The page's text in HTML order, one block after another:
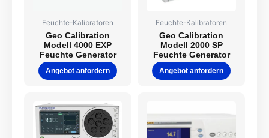
Feuchte-Kalibratoren
Geo Calibration
Modell 4000 EXP
Feuchte Generator
Angebot anfordern
Feuchte-Kalibratoren
Geo Calibration
Modell 2000 SP
Feuchte Generator
Angebot anfordern